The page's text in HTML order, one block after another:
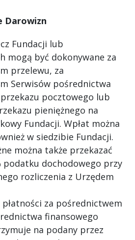
Darowizn
Fundacji lub
mogą być dokonywane za
przelewu, za
Serwisów pośrednictwa
pocztowego lub
pieniężnego na
Fundacji. Wpłat można
w siedzibie Fundacji.
można także przekazać
podatku dochodowego przy
rozliczenia z Urzędem
za pośrednictwem
finansowego
na podany przez